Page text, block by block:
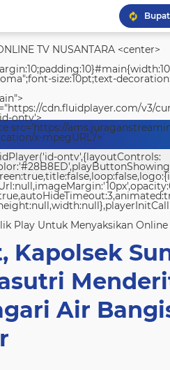
TV NUSANTARA <center>
size:10pt;text-
cdn.fluidplayer.com/v3/
ontv'>
src='https://
x-mpegURL'/>
ontv',{layoutControls:
Play Untuk Menyaksikan
Kapolsek
Air